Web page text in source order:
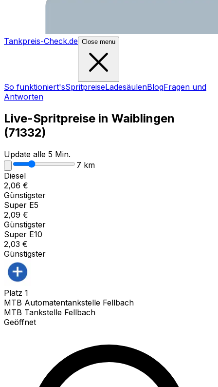
Tankpreis-Check.de Close menu
So funktioniert'sSpritpreiseLadesäulenBlogFragen und
Antworten
Live-Spritpreise in Waiblingen
(71332)
Update alle 5 Min.
7 km
Diesel
2,06 €
Günstigster
Super E5
2,09 €
Günstigster
Super E10
2,03 €
Günstigster
Platz 1
MTB Automatentankstelle Fellbach
MTB Tankstelle Fellbach
Geöffnet